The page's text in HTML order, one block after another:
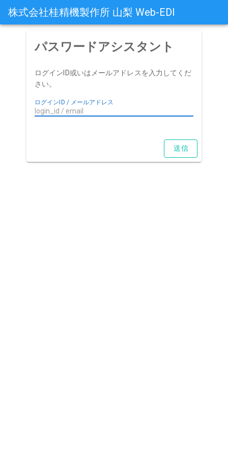
株式会社桂精機製作所 山梨 Web-EDI
パスワードアシスタント
ログインID或いはメールアドレスを入力してくだ
さい。
ログインID / メールアドレス
送信